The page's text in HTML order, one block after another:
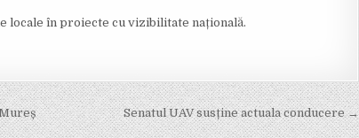
locale în proiecte cu vizibilitate națională.
Senatul UAV susține actuala conducere →